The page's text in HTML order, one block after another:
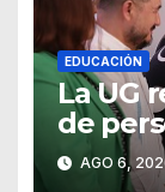
EDUCACIÓN
La UG
de
AGO 6,